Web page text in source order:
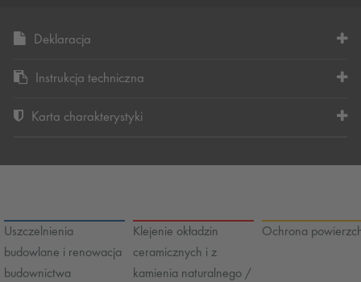
Deklaracja
Instrukcja techniczna
Karta charakterystyki
Uszczelnienia
budowlane i renowacja
budownictwa
Klejenie okładzin
ceramicznych i z
kamienia naturalnego /
Ochrona